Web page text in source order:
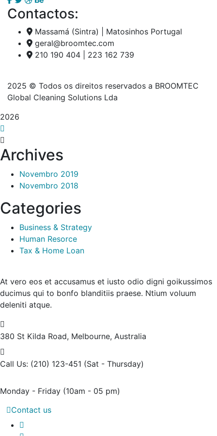
Contactos:
Massamá (Sintra) | Matosinhos Portugal
geral@broomtec.com
210 190 404 | 223 162 739
2025 © Todos os direitos reservados a BROOMTEC
Global Cleaning Solutions Lda
2026
Archives
Novembro 2019
Novembro 2018
Categories
Business & Strategy
Human Resorce
Tax & Home Loan
At vero eos et accusamus et iusto odio digni goikussimos
ducimus qui to bonfo blanditiis praese. Ntium voluum
deleniti atque.
380 St Kilda Road, Melbourne, Australia
Call Us: (210) 123-451 (Sat - Thursday)
Monday - Friday (10am - 05 pm)
Contact us